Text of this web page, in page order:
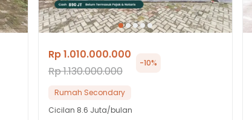
Rp 1.010.000.000
Rp 1.130.000.000
-10%
Rumah Secondary
Cicilan 8.6 Juta/bulan